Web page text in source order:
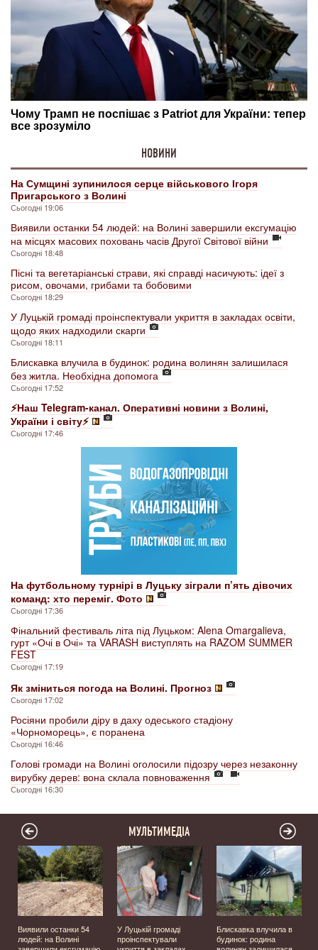
НОВИНИ
На Сумщині зупинилося серце військового Ігоря
Пригарського з Волині
Сьогодні 19:06
Виявили останки 54 людей: на Волині завершили ексгумацію
на місцях масових поховань часів Другої Світової війни
Сьогодні 18:48
Пісні та вегетаріанські страви, які справді насичують: ідеї з
рисом, овочами, грибами та бобовими
Сьогодні 18:29
У Луцькій громаді проінспектували укриття в закладах освіти,
щодо яких надходили скарги
Сьогодні 18:11
Блискавка влучила в будинок: родина волинян залишилася
без житла. Необхідна допомога
Сьогодні 17:52
⚡️Наш Telegram-канал. Оперативні новини з Волині,
України і світу⚡️
Сьогодні 17:46
На футбольному турнірі в Луцьку зіграли п’ять дівочих
команд: хто переміг. Фото
Сьогодні 17:36
Фінальний фестиваль літа під Луцьком: Alena Omargalieva,
гурт «Очі в Очі» та VARASH виступлять на RAZOM SUMMER
FEST
Сьогодні 17:19
Як зміниться погода на Волині. Прогноз
Сьогодні 17:02
Росіяни пробили діру в даху одеського стадіону
«Чорноморець», є поранена
Сьогодні 16:46
Голові громади на Волині оголосили підозру через незаконну
вирубку дерев: вона склала повноваження
Сьогодні 16:30
МУЛЬТИМЕДІА
Виявили останки 54
людей: на Волині
У Луцькій громаді
проінспектували
Блискавка влучила в
будинок: родина